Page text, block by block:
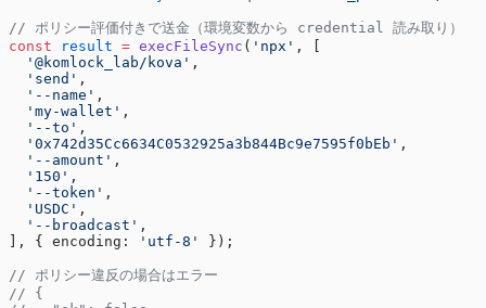
// ポリシー評価付きで送金（環境変数から credential 読み取り）
const result = execFileSync ( 'npx' , [
  '@komlock_lab/kova'
,
  'send'
,
  '--name'
,
  'my-wallet'
,
  '--to'
,
  '0x742d35Cc6634C0532925a3b844Bc9e7595f0bEb'
,
  '--amount'
,
  '150'
,
  '--token'
,
  'USDC'
,
  '--broadcast'
,
], { encoding:
'utf-8' });
// ポリシー違反の場合はエラー
// {